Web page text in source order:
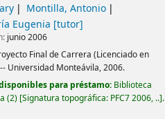
Montilla, Antonio
Eugenia [tutor]
junio 2006
Final de Carrera (Licenciado en
Universidad Monteávila, 2006.
para préstamo: Biblioteca
(2) Signatura topográfica: PFC7 2006, .. .